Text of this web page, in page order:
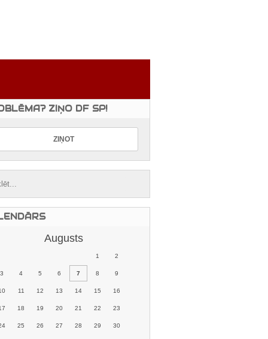
ZIŅO DF SP!
Augusts
1 2
3 4 5 6 7 8 9
11 12 13 14 15 16
18 19 20 21 22 23
25 26 27 28 29 30